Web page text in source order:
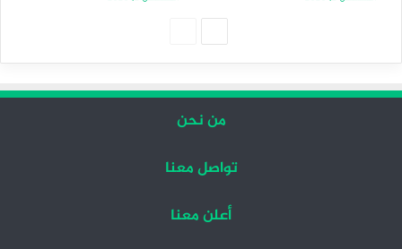
من نحن
تواصل معنا
أعلن معنا